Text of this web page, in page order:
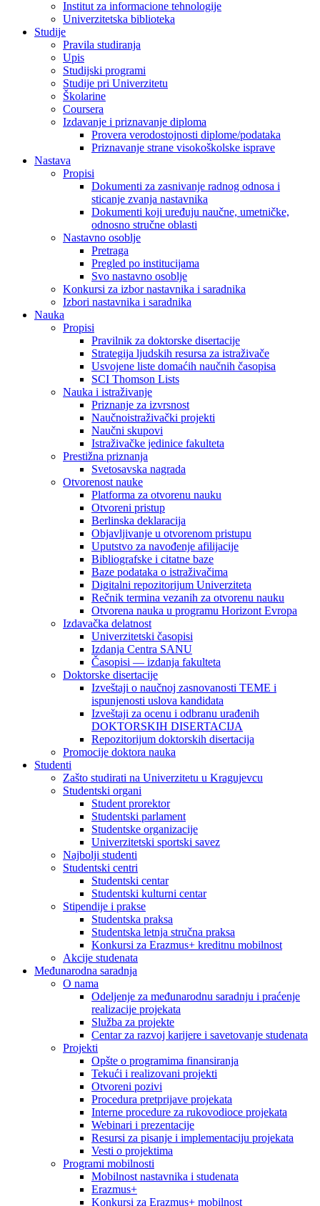
Institut za informacione tehnologije
Univerzitetska biblioteka
Studije
Pravila studiranja
Upis
Studijski programi
Studije pri Univerzitetu
Školarine
Coursera
Izdavanje i priznavanje diploma
Provera verodostojnosti diplome/podataka
Priznavanje strane visokoškolske isprave
Nastava
Propisi
Dokumenti za zasnivanje radnog odnosa i
sticanje zvanja nastavnika
Dokumenti koji uređuju naučne, umetničke,
odnosno stručne oblasti
Nastavno osoblje
Pretraga
Pregled po institucijama
Svo nastavno osoblje
Konkursi za izbor nastavnika i saradnika
Izbori nastavnika i saradnika
Nauka
Propisi
Pravilnik za doktorske disertacije
Strategija ljudskih resursa za istraživače
Usvojene liste domaćih naučnih časopisa
SCI Thomson Lists
Nauka i istraživanje
Priznanje za izvrsnost
Naučnoistraživački projekti
Naučni skupovi
Istraživačke jedinice fakulteta
Prestižna priznanja
Svetosavska nagrada
Otvorenost nauke
Platforma za otvorenu nauku
Otvoreni pristup
Berlinska deklaracija
Objavljivanje u otvorenom pristupu
Uputstvo za navođenje afilijacije
Bibliografske i citatne baze
Baze podataka o istraživačima
Digitalni repozitorijum Univerziteta
Rečnik termina vezanih za otvorenu nauku
Otvorena nauka u programu Horizont Evropa
Izdavačka delatnost
Univerzitetski časopisi
Izdanja Centra SANU
Časopisi — izdanja fakulteta
Doktorske disertacije
Izveštaji o naučnoj zasnovanosti TEME i
ispunjenosti uslova kandidata
Izveštaji za ocenu i odbranu urađenih
DOKTORSKIH DISERTACIJA
Repozitorijum doktorskih disertacija
Promocije doktora nauka
Studenti
Zašto studirati na Univerzitetu u Kragujevcu
Studentski organi
Student prorektor
Studentski parlament
Studentske organizacije
Univerzitetski sportski savez
Najbolji studenti
Studentski centri
Studentski centar
Studentski kulturni centar
Stipendije i prakse
Studentska praksa
Studentska letnja stručna praksa
Konkursi za Erazmus+ kreditnu mobilnost
Akcije studenata
Međunarodna saradnja
O nama
Odeljenje za međunarodnu saradnju i praćenje
realizacije projekata
Služba za projekte
Centar za razvoj karijere i savetovanje studenata
Projekti
Opšte o programima finansiranja
Tekući i realizovani projekti
Otvoreni pozivi
Procedura pretprijave projekata
Interne procedure za rukovodioce projekata
Webinari i prezentacije
Resursi za pisanje i implementaciju projekata
Vesti o projektima
Programi mobilnosti
Mobilnost nastavnika i studenata
Erazmus+
Konkursi za Erazmus+ mobilnost